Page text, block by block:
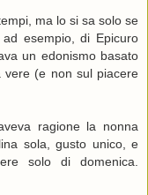
ma lo si sa solo se
esempio, di Epicuro
un edonismo basato
vere (e non sul piacere
ragione la nonna
sola, gusto unico, e
solo di domenica.